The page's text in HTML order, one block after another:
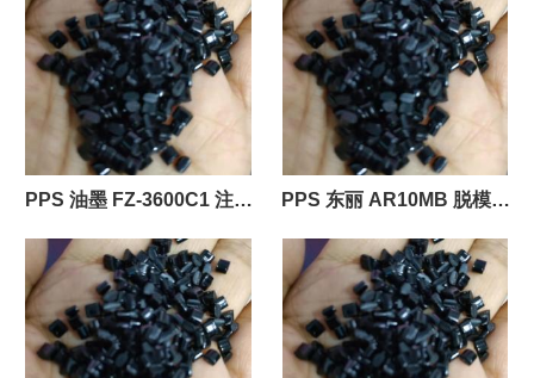
PPS 油墨 FZ-3600C1 注塑
级
PPS 东丽 AR10MB 脱模级
65% 玻璃矿物